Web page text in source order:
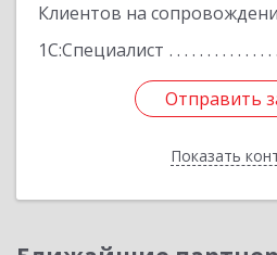
Клиентов на
1С:Специалист
Отправить
Показать
Отправить
Назад